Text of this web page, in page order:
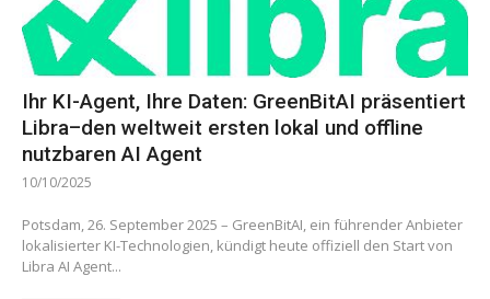
Ihr KI-Agent, Ihre Daten: GreenBitAI präsentiert
Libra–den weltweit ersten lokal und offline
nutzbaren AI Agent
10/10/2025
Potsdam, 26. September 2025 – GreenBitAI, ein führender Anbieter
lokalisierter KI-Technologien, kündigt heute offiziell den Start von
Libra AI Agent...